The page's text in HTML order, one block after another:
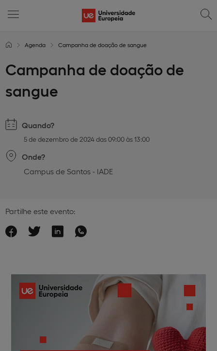
Agenda Campanha de doação de sangue
Campanha de doação de
sangue
Quando?
5 de dezembro de 2024 das 09:00 às 13:00
Onde?
Campus de Santos - IADE
Partilhe este evento: